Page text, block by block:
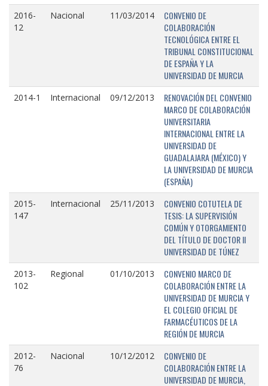
2016-
12
Nacional 11/03/2014
CONVENIO DE
COLABORACIÓN
TECNOLÓGICA ENTRE EL
TRIBUNAL CONSTITUCIONAL
DE ESPAÑA Y LA
UNIVERSIDAD DE MURCIA
2014-1 Internacional 09/12/2013
RENOVACIÓN DEL CONVENIO
MARCO DE COLABORACIÓN
UNIVERSITARIA
INTERNACIONAL ENTRE LA
UNIVERSIDAD DE
GUADALAJARA (MÉXICO) Y
LA UNIVERSIDAD DE MURCIA
(ESPAÑA)
2015-
147
Internacional 25/11/2013
CONVENIO COTUTELA DE
TESIS: LA SUPERVISIÓN
COMÚN Y OTORGAMIENTO
DEL TÍTULO DE DOCTOR II
UNIVERSIDAD DE TÚNEZ
2013-
102
Regional 01/10/2013
CONVENIO MARCO DE
COLABORACIÓN ENTRE LA
UNIVERSIDAD DE MURCIA Y
EL COLEGIO OFICIAL DE
FARMACÉUTICOS DE LA
REGIÓN DE MURCIA
2012-
76
Nacional 10/12/2012
CONVENIO DE
COLABORACIÓN ENTRE LA
UNIVERSIDAD DE MURCIA,